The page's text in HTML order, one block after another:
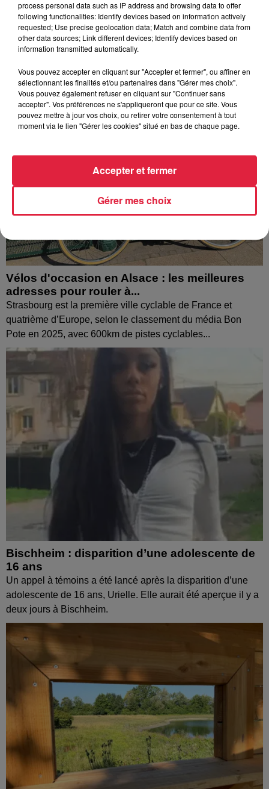
Europa-Park : des précisons sur l’après Euro-
Mir
Pendant trois décennies, l'Euro-Mir a fait tourner les têtes
des visiteurs. La mythique montagne russe s'apprête
Vélos d'occasion en Alsace : les meilleures
adresses pour rouler à...
Strasbourg est la première ville cyclable de France et
quatrième d’Europe, selon le classement du média Bon
Pote en 2025, avec 600km de pistes cyclables...
Bischheim : disparition d’une adolescente de
16 ans
Un appel à témoins a été lancé après la disparition d’une
adolescente de 16 ans, Urielle. Elle aurait été aperçue il y a
deux jours à Bischheim.
process personal data such as IP address and browsing data to offer
following functionalities: Identify devices based on information actively
requested; Use precise geolocation data; Match and combine data from
other data sources; Link different devices; Identify devices based on
information transmitted automatically.
Vous pouvez accepter en cliquant sur "Accepter et fermer", ou affiner en
sélectionnant les finalités et/ou partenaires dans "Gérer mes choix".
Vous pouvez également refuser en cliquant sur "Continuer sans
accepter". Vos préférences ne s'appliqueront que pour ce site. Vous
pouvez mettre à jour vos choix, ou retirer votre consentement à tout
moment via le lien "Gérer les cookies" situé en bas de chaque page.
Gérer mes choix
Accepter et fermer